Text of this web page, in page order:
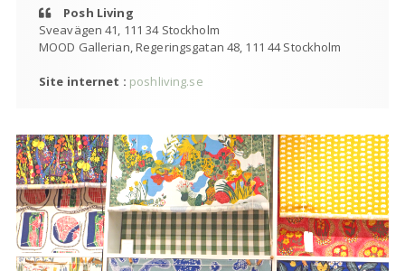
Posh Living
Sveavägen 41, 111 34 Stockholm
MOOD Gallerian, Regeringsgatan 48, 111 44 Stockholm
Site internet : poshliving.se